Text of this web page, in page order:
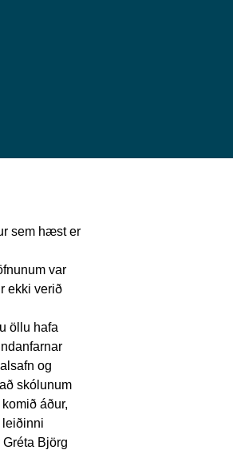
sem hæst er
var
ekki verið
öllu hafa
og
skólunum
áður,
leiðinni
Björg